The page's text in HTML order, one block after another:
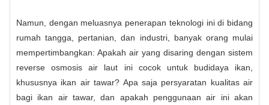
Namun, dengan meluasnya penerapan teknologi ini di bidang
rumah tangga, pertanian, dan industri, banyak orang mulai
mempertimbangkan: Apakah air yang disaring dengan sistem
reverse osmosis air laut ini cocok untuk budidaya ikan,
khususnya ikan air tawar? Apa saja persyaratan kualitas air
bagi ikan air tawar, dan apakah penggunaan air ini akan